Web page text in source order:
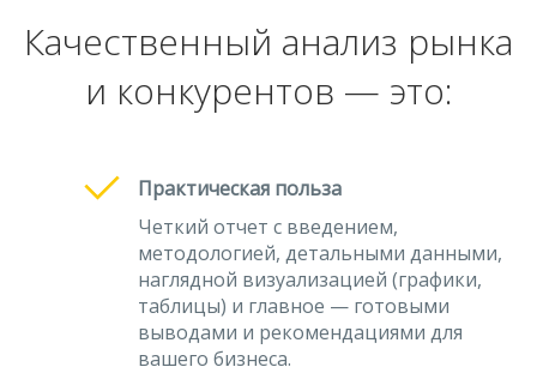
Качественный анализ рынка
и конкурентов — это:
Практическая польза
Четкий отчет с введением,
методологией, детальными данными,
наглядной визуализацией (графики,
таблицы) и главное — готовыми
выводами и рекомендациями для
вашего бизнеса.